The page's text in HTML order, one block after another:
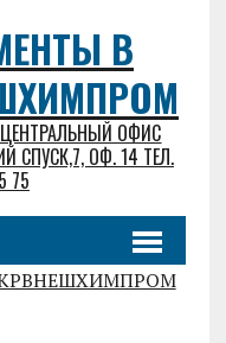
В
ОФИС
СПУСК,7, ОФ. 14 ТЕЛ.
75